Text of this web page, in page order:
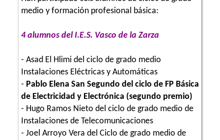
medio y formación profesional básica:
4 alumnos del I.E.S. Vasco de la Zarza
- Asad El Hlimi del ciclo de grado medio
Instalaciones Eléctricas y Automáticas
- Pablo Elena San Segundo del ciclo de FP Básica
de Electricidad y Electrónica (segundo premio)
- Hugo Ramos Nieto del ciclo de grado medio de
Instalaciones de Telecomunicaciones
- Joel Arroyo Vera del Ciclo de grado medio de